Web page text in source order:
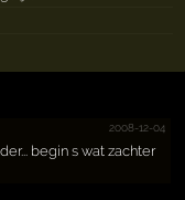
2008-12-04
begin s wat zachter